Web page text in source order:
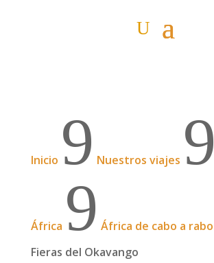
Inicio 9 Nuestros viajes 9
África 9 África de cabo a rabo
Fieras del Okavango